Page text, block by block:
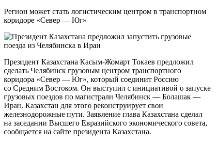
Регион может стать логистическим центром в транспортном
коридоре «Север — Юг»
Президент Казахстана Касым-Жомарт Токаев предложил
сделать Челябинск грузовым центром транспортного
коридора «Север — Юг», который соединит Россию
со Средним Востоком. Он выступил с инициативой о запуске
грузовых поездов по магистрали Челябинск — Болашак —
Иран. Казахстан для этого реконструирует свои
железнодорожные пути. Заявление глава Казахстана сделал
на заседании Высшего Евразийского экономического совета,
сообщается на сайте президента Казахстана.